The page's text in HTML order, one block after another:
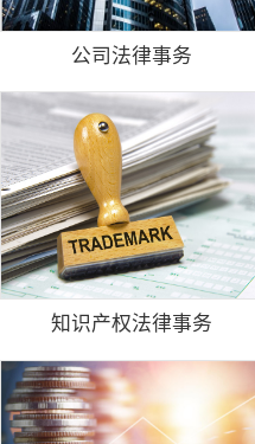
公司法律事务
知识产权法律事务